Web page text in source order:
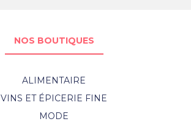
NOS BOUTIQUES
ALIMENTAIRE
VINS ET ÉPICERIE FINE
MODE